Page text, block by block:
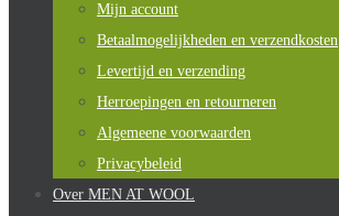
Mijn account
Betaalmogelijkheden en verzendkosten
Levertijd en verzending
Herroepingen en retourneren
Algemeene voorwaarden
Privacybeleid
Over MEN AT WOOL